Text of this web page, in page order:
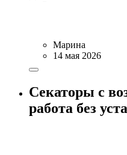
Марина
14 мая 2026
Секаторы с
работа без